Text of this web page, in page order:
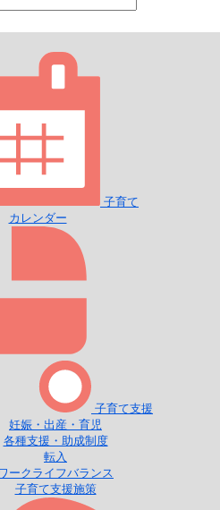
子育て
カレンダー
子育て支援
妊娠・出産・育児
各種支援・助成制度
転入
ークライフバランス
子育て支援施策